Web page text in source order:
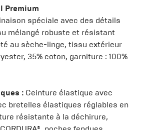
Premium
spéciale avec des détails
mélangé robuste et résistant
au sèche-linge, tissu extérieur
35% coton, garniture : 100%
: Ceinture élastique avec
bretelles élastiques réglables en
résistante à la déchirure,